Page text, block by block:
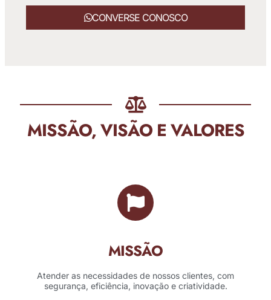
CONVERSE CONOSCO
MISSÃO, VISÃO E VALORES
MISSÃO
Atender as necessidades de nossos clientes, com
segurança, eficiência, inovação e criatividade.